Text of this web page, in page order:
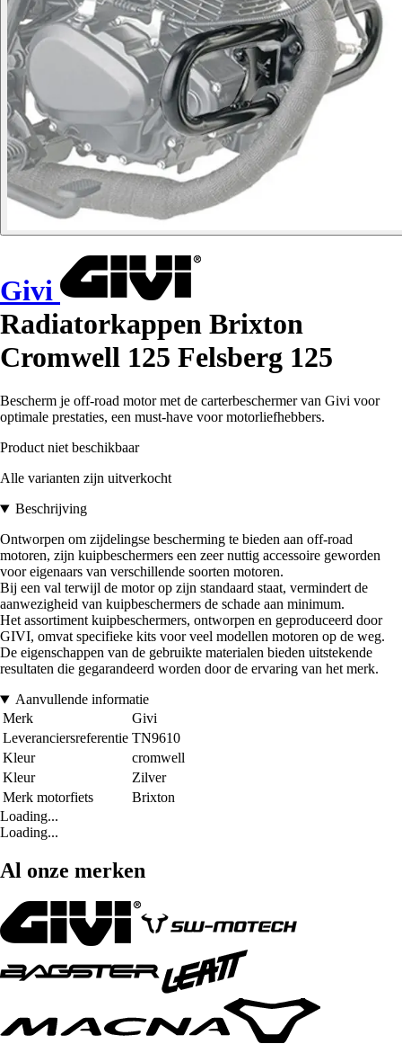
Givi
Radiatorkappen Brixton
Cromwell 125 Felsberg 125
Bescherm je off-road motor met de carterbeschermer van Givi voor
optimale prestaties, een must-have voor motorliefhebbers.
Product niet beschikbaar
Alle varianten zijn uitverkocht
Beschrijving
Ontworpen om zijdelingse bescherming te bieden aan off-road
motoren, zijn kuipbeschermers een zeer nuttig accessoire geworden
voor eigenaars van verschillende soorten motoren.
Bij een val terwijl de motor op zijn standaard staat, vermindert de
aanwezigheid van kuipbeschermers de schade aan minimum.
Het assortiment kuipbeschermers, ontworpen en geproduceerd door
GIVI, omvat specifieke kits voor veel modellen motoren op de weg.
De eigenschappen van de gebruikte materialen bieden uitstekende
resultaten die gegarandeerd worden door de ervaring van het merk.
Aanvullende informatie
Merk
Givi
Leveranciersreferentie TN9610
Kleur
cromwell
Kleur
Zilver
Merk motorfiets
Brixton
Loading...
Loading...
Al onze merken